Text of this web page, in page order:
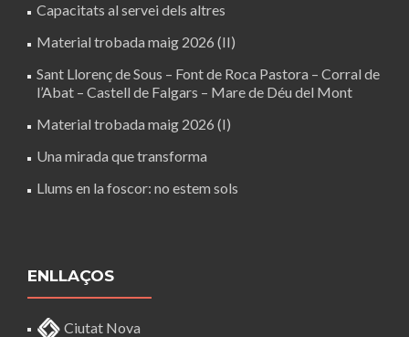
Capacitats al servei dels altres
Material trobada maig 2026 (II)
Sant Llorenç de Sous – Font de Roca Pastora – Corral de
l’Abat – Castell de Falgars – Mare de Déu del Mont
Material trobada maig 2026 (I)
Una mirada que transforma
Llums en la foscor: no estem sols
ENLLAÇOS
Ciutat Nova